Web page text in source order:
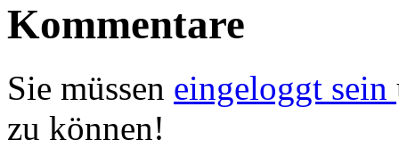
Kommentare
Sie müssen eingeloggt sein
zu können!